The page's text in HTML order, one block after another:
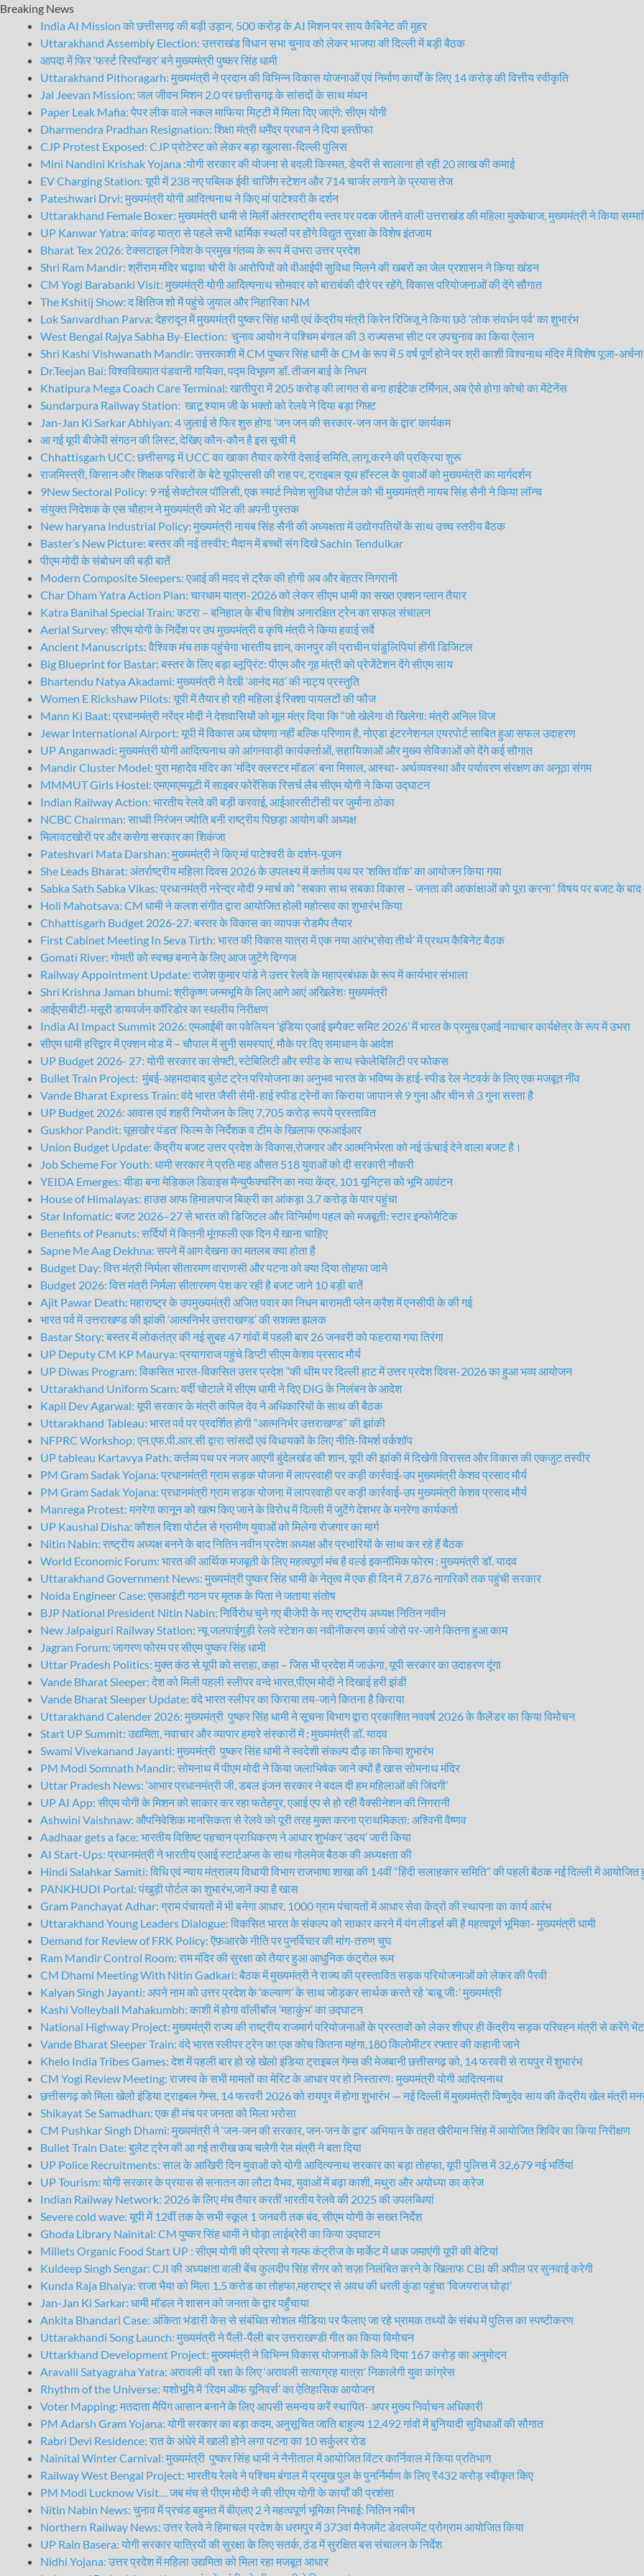
Breaking News
India AI Mission को छत्तीसगढ़ की बड़ी उड़ान, 500 करोड़ के AI मिशन पर साय कैबिनेट की मुहर
Uttarakhand Assembly Election: उत्तराखंड विधान सभा चुनाव को लेकर भाजपा की दिल्ली में बड़ी बैठक
आपदा में फिर ‘फर्स्ट रिस्पॉन्डर’ बने मुख्यमंत्री पुष्कर सिंह धामी
Uttarakhand Pithoragarh: मुख्यमंत्री ने प्रदान की विभिन्न विकास योजनाओं एवं निर्माण कार्यों के लिए 14 करोड़ की वित्तीय स्वीकृति
Jal Jeevan Mission: जल जीवन मिशन 2.0 पर छत्तीसगढ़ के सांसदों के साथ मंथन
Paper Leak Mafia: पेपर लीक वाले नकल माफिया मिट्टी में मिला दिए जाएंगे: सीएम योगी
Dharmendra Pradhan Resignation: शिक्षा मंत्री धर्मेंद्र प्रधान ने दिया इस्तीफा
CJP Protest Exposed: CJP प्रोटेस्ट को लेकर बड़ा खुलासा-दिल्ली पुलिस
Mini Nandini Krishak Yojana :योगी सरकार की योजना से बदली किस्मत, डेयरी से सालाना हो रही 20 लाख की कमाई
EV Charging Station: यूपी में 238 नए पब्लिक ईवी चार्जिंग स्टेशन और 714 चार्जर लगाने के प्रयास तेज
Pateshwari Drvi: मुख्यमंत्री योगी आदित्यनाथ ने किए मां पाटेश्वरी के दर्शन
Uttarakhand Female Boxer: मुख्यमंत्री धामी से मिलीं अंतरराष्ट्रीय स्तर पर पदक जीतने वाली उत्तराखंड की महिला मुक्केबाज, मुख्यमंत्री ने किया
UP Kanwar Yatra: कांवड़ यात्रा से पहले सभी धार्मिक स्थलों पर होंगे विद्युत सुरक्षा के विशेष इंतजाम
Bharat Tex 2026: टेक्सटाइल निवेश के प्रमुख गंतव्य के रूप में उभरा उत्तर प्रदेश
Shri Ram Mandir: श्रीराम मंदिर चढ़ावा चोरी के आरोपियों को वीआईपी सुविधा मिलने की खबरों का जेल प्रशासन ने किया खंडन
CM Yogi Barabanki Visit: मुख्यमंत्री योगी आदित्यनाथ सोमवार को बाराबंकी दौरे पर रहेंगे, विकास परियोजनाओं की देंगे सौगात
The Kshitij Show: द क्षितिज शो में पहुंचे जुयाल और निहारिका NM
Lok Sanvardhan Parva: देहरादून में मुख्यमंत्री पुष्कर सिंह धामी एवं केंद्रीय मंत्री किरेन रिजिजू ने किया छठे ‘लोक संवर्धन पर्व’ का शुभारंभ
West Bengal Rajya Sabha By-Election: चुनाव आयोग ने पश्चिम बंगाल की 3 राज्यसभा सीट पर उपचुनाव का किया ऐलान
Shri Kashi Vishwanath Mandir: उत्तरकाशी में CM पुष्कर सिंह धामी के CM के रूप में 5 वर्ष पूर्ण होने पर श्री काशी विश्वनाथ मंदिर में विशेष पूजा-अर्चना
Dr.Teejan Bai: विश्वविख्यात पंडवानी गायिका, पद्म विभूषण डॉ. तीजन बाई के निधन
Khatipura Mega Coach Care Terminal: खातीपुरा में 205 करोड़ की लागत से बना हाईटेक टर्मिनल, अब ऐसे होगा कोचो का मेंटेनेंस
Sundarpura Railway Station: खाटू श्याम जी के भक्तो को रेलवे ने दिया बड़ा गिफ़्ट
Jan-Jan Ki Sarkar Abhiyan: 4 जुलाई से फिर शुरु होगा ‘जन जन की सरकार-जन जन के द्वार’ कार्यकम
आ गई यूपी बीजेपी संगठन की लिस्ट, देखिए कौन-कौन है इस सूची में
Chhattisgarh UCC: छत्तीसगढ़ में UCC का खाका तैयार करेगी देसाई समिति, लागू करने की प्रक्रिया शुरू
राजमिस्त्री, किसान और शिक्षक परिवारों के बेटे यूपीएससी की राह पर, ट्राइबल यूथ हॉस्टल के युवाओं को मुख्यमंत्री का मार्गदर्शन
9New Sectoral Policy: 9 नई सेक्टोरल पॉलिसी, एक स्मार्ट निवेश सुविधा पोर्टल को भी मुख्यमंत्री नायब सिंह सैनी ने किया लॉन्च
संयुक्त निदेशक के एस चौहान ने मुख्यमंत्री को भेंट की अपनी पुस्तक
New haryana Industrial Policy: मुख्यमंत्री नायब सिंह सैनी की अध्यक्षता में उद्योगपतियों के साथ उच्च स्तरीय बैठक
Baster’s New Picture: बस्तर की नई तस्वीर: मैदान में बच्चों संग दिखे Sachin Tendulkar
पीएम मोदी के संबोधन की बड़ी बातें
Modern Composite Sleepers: एआई की मदद से ट्रैक की होगी अब और बेहतर निगरानी
Char Dham Yatra Action Plan: चारधाम यात्रा-2026 को लेकर सीएम धामी का सख्त एक्शन प्लान तैयार
Katra Banihal Special Train: कटरा – बनिहाल के बीच विशेष अनारक्षित ट्रेन का सफल संचालन
Aerial Survey: सीएम योगी के निर्देश पर उप मुख्यमंत्री व कृषि मंत्री ने किया हवाई सर्वे
Ancient Manuscripts: वैश्विक मंच तक पहुंचेगा भारतीय ज्ञान, कानपुर की प्राचीन पांडुलिपियां होंगी डिजिटल
Big Blueprint for Bastar: बस्तर के लिए बड़ा ब्लूप्रिंट: पीएम और गृह मंत्री को प्रेजेंटेशन देंगे सीएम साय
Bhartendu Natya Akadami: मुख्यमंत्री ने देखी ‘आनंद मठ’ की नाट्य प्रस्तुति
Women E Rickshaw Pilots: यूपी में तैयार हो रही महिला ई रिक्शा पायलटों की फौज
Mann Ki Baat: प्रधानमंत्री नरेंद्र मोदी ने देशवासियों को मूल मंत्र दिया कि “जो खेलेगा वो खिलेगा: मंत्री अनिल विज
Jewar International Airport: यूपी में विकास अब घोषणा नहीं बल्कि परिणाम है, नोएडा इंटरनेशनल एयरपोर्ट साबित हुआ सफल उदाहरण
UP Anganwadi: मुख्यमंत्री योगी आदित्यनाथ को आंगनवाड़ी कार्यकर्ताओं, सहायिकाओं और मुख्य सेविकाओं को देंगे कई सौगात
Mandir Cluster Model: पुरा महादेव मंदिर का ‘मंदिर क्लस्टर मॉडल’ बना मिसाल, आस्था- अर्थव्यवस्था और पर्यावरण संरक्षण का अनूठा संगम
MMMUT Girls Hostel: एमएमएमयूटी में साइबर फोरेंसिक रिसर्च लैब सीएम योगी ने किया उद्घाटन
Indian Railway Action: भारतीय रेलवे की बड़ी करवाई, आईआरसीटीसी पर जुर्माना ठोका
NCBC Chairman: साध्वी निरंजन ज्योति बनी राष्ट्रीय पिछड़ा आयोग की अध्यक्ष
मिलावटखोरों पर और कसेगा सरकार का शिकंजा
Pateshvari Mata Darshan: मुख्यमंत्री ने किए मां पाटेश्वरी के दर्शन-पूजन
She Leads Bharat: अंतर्राष्ट्रीय महिला दिवस 2026 के उपलक्ष्य में कर्तव्य पथ पर ‘शक्ति वॉक’ का आयोजन किया गया
Sabka Sath Sabka Vikas: प्रधानमंत्री नरेन्द्र मोदी 9 मार्च को “सबका साथ सबका विकास – जनता की आकांक्षाओं को पूरा करना” विषय पर बजट के
Holi Mahotsava: CM धामी ने कलश संगीत द्वारा आयोजित होली महोत्सव का शुभारंभ किया
Chhattisgarh Budget 2026-27: बस्तर के विकास का व्यापक रोडमैप तैयार
First Cabinet Meeting In Seva Tirth: भारत की विकास यात्रा में एक नया आरंभ,‘सेवा तीर्थ’ में प्रथम कैबिनेट बैठक
Gomati River: गोमती को स्वच्छ बनाने के लिए आज जुटेंगे दिग्गज
Railway Appointment Update: राजेश कुमार पांडे ने उत्तर रेलवे के महाप्रबंधक के रूप में कार्यभार संभाला
Shri Krishna Jaman bhumi: श्रीकृष्ण जन्मभूमि के लिए आगे आएं अखिलेशः मुख्यमंत्री
आईएसबीटी-मसूरी डायवर्जन कॉरिडोर का स्थलीय निरीक्षण
India AI Impact Summit 2026: एमआईबी का पवेलियन ‘इंडिया एआई इम्पैक्ट समिट 2026’ में भारत के प्रमुख एआई नवाचार कार्यक्षेत्र के रूप में उभरा
सीएम धामी हरिद्वार में एक्शन मोड में – चौपाल में सुनी समस्याएं, मौके पर दिए समाधान के आदेश
UP Budget 2026- 27: योगी सरकार का सेफ्टी, स्टेबिलिटी और स्पीड के साथ स्केलेबिलिटी पर फोकस
Bullet Train Project: मुंबई-अहमदाबाद बुलेट ट्रेन परियोजना का अनुभव भारत के भविष्य के हाई-स्पीड रेल नेटवर्क के लिए एक मजबूत नींव
Vande Bharat Express Train: वंदे भारत जैसी सेमी-हाई स्पीड ट्रेनों का किराया जापान से 9 गुना और चीन से 3 गुना सस्ता है
UP Budget 2026: आवास एवं शहरी नियोजन के लिए 7,705 करोड़ रूपये प्रस्तावित
Guskhor Pandit: घूसखोर पंडत’ फिल्म के निर्देशक व टीम के खिलाफ एफआईआर
Union Budget Update: केंद्रीय बजट उत्तर प्रदेश के विकास,रोजगार और आत्मनिर्भरता को नई ऊंचाई देने वाला बजट है।
Job Scheme For Youth: धामी सरकार ने प्रति माह औसत 518 युवाओं को दी सरकारी नौकरी
YEIDA Emerges: यीडा बना मेडिकल डिवाइस मैन्युफैक्चरिंग का नया केंद्र, 101 यूनिट्स को भूमि आवंटन
House of Himalayas: हाउस आफ हिमालयाज बिक्री का आंकड़ा 3.7 करोड़ के पार पहुंचा
Star Infomatic: बजट 2026–27 से भारत की डिजिटल और विनिर्माण पहल को मजबूती: स्टार इन्फोमैटिक
Benefits of Peanuts: सर्दियों में कितनी मूंगफली एक दिन में खाना चाहिए
Sapne Me Aag Dekhna: सपने में आग देखना का मतलब क्या होता है
Budget Day: वित्त मंत्री निर्मला सीतारमण वाराणसी और पटना को क्या दिया तोहफा जाने
Budget 2026: वित्त मंत्री निर्मला सीतारमण पेश कर रही है बजट जाने 10 बड़ी बातें
Ajit Pawar Death: महाराष्ट्र के उपमुख्यमंत्री अजित पवार का निधन बारामती प्लेन क्रैश में एनसीपी के की गई
भारत पर्व में उत्तराखण्ड की झांकी ‘आत्मनिर्भर उत्तराखण्ड’ की सशक्त झलक
Bastar Story: बस्तर में लोकतंत्र की नई सुबह 47 गांवों में पहली बार 26 जनवरी को फहराया गया तिरंगा
UP Deputy CM KP Maurya: प्रयागराज पहुंचे डिप्टी सीएम केशव प्रसाद मौर्य
UP Diwas Program: विकसित भारत-विकसित उत्तर प्रदेश ’’की थीम पर दिल्ली हाट में उत्तर प्रदेश दिवस-2026 का हुआ भव्य आयोजन
Uttarakhand Uniform Scam: वर्दी घोटाले में सीएम धामी ने दिए DIG के निलंबन के आदेश
Kapil Dev Agarwal: यूपी सरकार के मंत्री कपिल देव ने अधिकारियों के साथ की बैठक
Uttarakhand Tableau: भारत पर्व पर प्रदर्शित होगी “आत्मनिर्भर उत्तराखण्ड” की झांकी
NFPRC Workshop: एन.एफ.पी.आर.सी द्वारा सांसदों एवं विधायकों के लिए नीति-विमर्श वर्कशॉप
UP tableau Kartavya Path: कर्तव्य पथ पर नजर आएगी बुंदेलखंड की शान, यूपी की झांकी में दिखेगी विरासत और विकास की एकजुट तस्वीर
PM Gram Sadak Yojana: प्रधानमंत्री ग्राम सड़क योजना में लापरवाही पर कड़ी कार्रवाई-उप मुख्यमंत्री केशव प्रसाद मौर्य
PM Gram Sadak Yojana: प्रधानमंत्री ग्राम सड़क योजना में लापरवाही पर कड़ी कार्रवाई-उप मुख्यमंत्री केशव प्रसाद मौर्य
Manrega Protest: मनरेगा कानून को खत्म किए जाने के विरोध में दिल्ली में जुटेंगे देशभर के मनरेगा कार्यकर्ता
UP Kaushal Disha: कौशल दिशा पोर्टल से ग्रामीण युवाओं को मिलेगा रोजगार का मार्ग
Nitin Nabin: राष्ट्रीय अध्यक्ष बनने के बाद नितिन नवीन प्रदेश अध्यक्ष और प्रभारियों के साथ कर रहे हैं बैठक
World Economic Forum: भारत की आर्थिक मजबूती के लिए महत्वपूर्ण मंच है वर्ल्ड इकनॉमिक फोरम : मुख्यमंत्री डॉ. यादव
Uttarakhand Government News: मुख्यमंत्री पुष्कर सिंह धामी के नेतृत्व में एक ही दिन में 7,876 नागरिकों तक पहुंची सरकार
Noida Engineer Case: एसआईटी गठन पर मृतक के पिता ने जताया संतोष
BJP National President Nitin Nabin: निर्विरोध चुने गए बीजेपी के नए राष्ट्रीय अध्यक्ष नितिन नवीन
New Jalpaiguri Railway Station: न्यू जलपाईगुड़ी रेलवे स्टेशन का नवीनीकरण कार्य जोरो पर-जाने कितना हुआ काम
Jagran Forum: जागरण फोरम पर सीएम पुष्कर सिंह धामी
Uttar Pradesh Politics: मुक्त कंठ से यूपी को सराहा, कहा – जिस भी प्रदेश में जाऊंगा, यूपी सरकार का उदाहरण दूंगा
Vande Bharat Sleeper: देश को मिली पहली स्लीपर वन्दे भारत,पीएम मोदी ने दिखाई हरी झंडी
Vande Bharat Sleeper Update: वंदे भारत स्लीपर का किराया तय-जाने कितना है किराया
Uttarakhand Calender 2026: मुख्यमंत्री पुष्कर सिंह धामी ने सूचना विभाग द्वारा प्रकाशित नववर्ष 2026 के कैलेंडर का किया विमोचन
Start UP Summit: उद्यमिता, नवाचार और व्यापार हमारे संस्कारों में : मुख्यमंत्री डॉ. यादव
Swami Vivekanand Jayanti: मुख्यमंत्री पुष्कर सिंह धामी ने स्वदेशी संकल्प दौड़ का किया शुभारंभ
PM Modi Somnath Mandir: सोमनाथ में पीएम मोदी ने किया जलाभिषेक जाने क्यों है खास सोमनाथ मंदिर
Uttar Pradesh News: ‘आभार प्रधानमंत्री जी, डबल इंजन सरकार ने बदल दी हम महिलाओं की जिंदगी’
UP AI App: सीएम योगी के मिशन को साकार कर रहा फतेहपुर, एआई एप से हो रही वैक्सीनेशन की निगरानी
Ashwini Vaishnaw: औपनिवेशिक मानसिकता से रेलवे को पूरी तरह मुक्त करना प्राथमिकता: अश्विनी वैष्णव
Aadhaar gets a face: भारतीय विशिष्ट पहचान प्राधिकरण ने आधार शुभंकर ‘उदय’ जारी किया
AI Start-Ups: प्रधानमंत्री ने भारतीय एआई स्टार्टअप्स के साथ गोलमेज बैठक की अध्यक्षता की
Hindi Salahkar Samiti: विधि एवं न्याय मंत्रालय विधायी विभाग राजभाषा शाखा की 14वीं “हिंदी सलाहकार समिति” की पहली बैठक नई दिल्ली में आयोजित
PANKHUDI Portal: पंखुड़ी पोर्टल का शुभारंभ,जानें क्या है खास
Gram Panchayat Adhar: ग्राम पंचायतों में भी बनेगा आधार, 1000 ग्राम पंचायतों में आधार सेवा केंद्रों की स्थापना का कार्य आरंभ
Uttarakhand Young Leaders Dialogue: विकसित भारत के संकल्प को साकार करने में यंग लीडर्स की है महत्वपूर्ण भूमिका- मुख्यमंत्री धामी
Demand for Review of FRK Policy: ऍफ़आरके नीति पर पुनर्विचार की मांग-तरुण चुघ
Ram Mandir Control Room: राम मंदिर की सुरक्षा को तैयार हुआ आधुनिक कंट्रोल रूम
CM Dhami Meeting With Nitin Gadkari: बैठक में मुख्यमंत्री ने राज्य की प्रस्तावित सड़क परियोजनाओं को लेकर की पैरवी
Kalyan Singh Jayanti: अपने नाम को उत्तर प्रदेश के ‘कल्याण’ के साथ जोड़कर सार्थक करते रहे ‘बाबू जीः’ मुख्यमंत्री
Kashi Volleyball Mahakumbh: काशी में होगा वॉलीबॉल ‘महाकुंभ’ का उद्घाटन
National Highway Project: मुख्यमंत्री राज्य की राष्ट्रीय राजमार्ग परियोजनाओं के प्रस्तावों को लेकर शीघ्र ही केंद्रीय सड़क परिवहन मंत्री से करेंगे भेंट
Vande Bharat Sleeper Train: वंदे भारत स्लीपर ट्रेन का एक कोच कितना महंगा,180 किलोमीटर रफ्तार की कहानी जाने
Khelo India Tribes Games: देश में पहली बार हो रहे खेलो इंडिया ट्राइबल गेम्स की मेजबानी छत्तीसगढ़ को, 14 फरवरी से रायपुर में शुभारंभ
CM Yogi Review Meeting: राजस्व के सभी मामलों का मेरिट के आधार पर हो निस्तारणः मुख्यमंत्री योगी आदित्यनाथ
छत्तीसगढ़ को मिला खेलो इंडिया ट्राइबल गेम्स, 14 फरवरी 2026 को रायपुर में होगा शुभारंभ — नई दिल्ली में मुख्यमंत्री विष्णुदेव साय की केंद्रीय खेल मंत्री
Shikayat Se Samadhan: एक ही मंच पर जनता को मिला भरोसा
CM Pushkar Singh Dhami: मुख्यमंत्री ने ‘जन-जन की सरकार, जन-जन के द्वार‘ अभियान के तहत खैरीमान सिंह में आयोजित शिविर का किया निरीक्षण
Bullet Train Date: बुलेट ट्रेन की आ गई तारीख कब चलेगी रेल मंत्री ने बता दिया
UP Police Recruitments: साल के आखिरी दिन युवाओं को योगी आदित्यनाथ सरकार का बड़ा तोहफा, यूपी पुलिस में 32,679 नई भर्तियां
UP Tourism: योगी सरकार के प्रयास से सनातन का लौटा वैभव, युवाओं में बढ़ा काशी, मथुरा और अयोध्या का क्रेज
Indian Railway Network: 2026 के लिए मंच तैयार करतीं भारतीय रेलवे की 2025 की उपलब्धियां
Severe cold wave: यूपी में 12वीं तक के सभी स्कूल 1 जनवरी तक बंद, सीएम योगी के सख्त निर्देश
Ghoda Library Nainital: CM पुष्कर सिंह धामी ने घोड़ा लाईब्रेरी का किया उद्घाटन
Millets Organic Food Start UP : सीएम योगी की प्रेरणा से गल्फ कंट्रीज के मार्केट में धाक जमाएंगी यूपी की बेटियां
Kuldeep Singh Sengar: CJI की अध्यक्षता वाली बेंच कुलदीप सिंह सेंगर को सज़ा निलंबित करने के खिलाफ CBI की अपील पर सुनवाई करेगी
Kunda Raja Bhaiya: राजा भैया को मिला 1.5 करोड का तोहफा,महराष्ट्र से अवध की धरती कुंडा पहुंचा ‘विजयराज घोड़ा’
Jan-Jan Ki Sarkar: धामी मॉडल ने शासन को जनता के द्वार पहुँचाया
Ankita Bhandari Case: अंकिता भंडारी केस से संबंधित सोशल मीडिया पर फैलाए जा रहे भ्रामक तथ्यों के संबंध में पुलिस का स्पष्टीकरण
Uttarakhandi Song Launch: मुख्यमंत्री ने पैंली-पैंली बार उत्तराखण्डी गीत का किया विमोचन
Uttarkhand Development Project: मुख्यमंत्री ने विभिन्न विकास योजनाओं के लिये दिया 167 करोड़ का अनुमोदन
Aravalli Satyagraha Yatra: अरावली की रक्षा के लिए ‘अरावली सत्याग्रह यात्रा’ निकालेगी युवा कांग्रेस
Rhythm of the Universe: यशोभूमि में ‘रिदम ऑफ यूनिवर्स’ का ऐतिहासिक आयोजन
Voter Mapping: मतदाता मैपिंग आसान बनाने के लिए आपसी समन्वय करें स्थापित- अपर मुख्य निर्वाचन अधिकारी
PM Adarsh Gram Yojana: योगी सरकार का बड़ा कदम, अनुसूचित जाति बाहुल्य 12,492 गांवों में बुनियादी सुविधाओं की सौगात
Rabri Devi Residence: रात के अंधेरे में खाली होने लगा पटना का 10 सर्कुलर रोड
Nainital Winter Carnival: मुख्यमंत्री पुष्कर सिंह धामी ने नैनीताल में आयोजित विंटर कार्निवाल में किया प्रतिभाग
Railway West Bengal Project: भारतीय रेलवे ने पश्चिम बंगाल में प्रमुख पुल के पुनर्निर्माण के लिए ₹432 करोड़ स्वीकृत किए
PM Modi Lucknow Visit… जब मंच से पीएम मोदी ने की सीएम योगी के कार्यों की प्रशंसा
Nitin Nabin News: चुनाव में प्रचंड बहुमत में बीएलए 2 ने महत्वपूर्ण भूमिका निभाई: नितिन नबीन‎
Northern Railway News: उत्तर रेलवे ने हिमाचल प्रदेश के धरमपुर में 373वां मैनेजमेंट डेवलपमेंट प्रोग्राम आयोजित किया
UP Rain Basera: योगी सरकार यात्रियों की सुरक्षा के लिए सतर्क, ठंड में सुरक्षित बस संचालन के निर्देश
Nidhi Yojana: उत्तर प्रदेश में महिला उद्यमिता को मिला रहा मजबूत आधार